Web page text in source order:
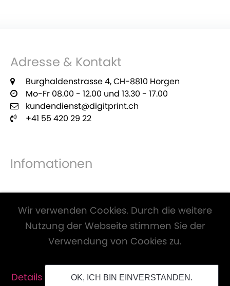
Adresse & Kontakt
Burghaldenstrasse 4, CH-8810 Horgen
Mo-Fr 08.00 - 12.00 und 13.30 - 17.00
kundendienst@digitprint.ch
+41 55 420 29 22
Infomationen
Alle Preise inkl. Mwst. und zzgl.Versandkosten
Wir verwenden Cookies. Durch die weitere
Nutzung der Webseite stimmen Sie der
Verwendung von Cookies zu.
Details OK, ICH BIN EINVERSTANDEN.